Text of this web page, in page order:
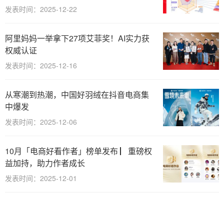
发表时间：2025-12-22
阿里妈妈一举拿下27项艾菲奖！AI实力获
权威认证
发表时间：2025-12-16
从寒潮到热潮，中国好羽绒在抖音电商集
中爆发
发表时间：2025-12-06
10月「电商好看作者」榜单发布 ▏重磅权
益加持，助力作者成长
发表时间：2025-12-01